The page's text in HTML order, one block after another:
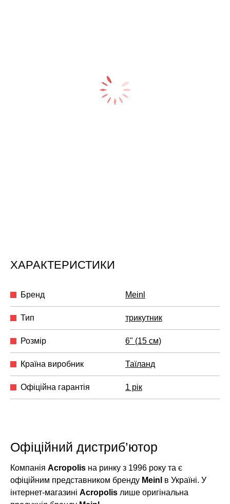
ХАРАКТЕРИСТИКИ
Бренд Meinl
Тип трикутник
Розмір 6" (15 см)
Країна виробник Таїланд
Офіційна гарантія 1 рік
Офіційний дистриб’ютор
Компанія Acropolis на ринку з 1996 року та є
офіційним представником бренду Meinl в Україні. У
інтернет-магазині Acropolis лише оригінальна